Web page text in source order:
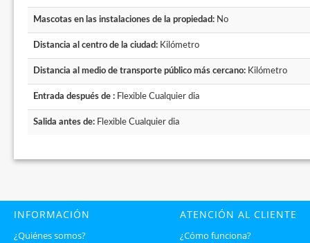
Mascotas en las instalaciones de la propiedad: No
Distancia al centro de la ciudad: Kilómetro
Distancia al medio de transporte público más cercano: Kilómetro
Entrada después de : Flexible Cualquier dia
Salida antes de: Flexible Cualquier dia
INFORMACIÓN
¿Quiénes somos?
ATENCIÓN AL CLIENTE
¿Cómo funciona?